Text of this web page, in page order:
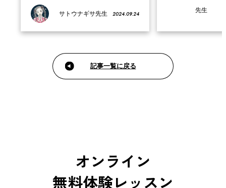
ザイン！オリジナルグッズ販売体験で、Sさん
が制作した作品をご紹介します。 2024年8月・
9月のカリキュラムでは、好きなグッズを決め
てから、テーマを決めてオリジナルグッズをデ
サトウナギサ先生 2024.09.24
す。 2022年6月・7月の
ルのコンセプトアートに
先生
記事一覧に戻る
オンライン
無料体験レッスン